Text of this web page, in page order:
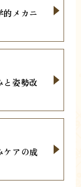
メカニ
と姿勢改
ケアの成